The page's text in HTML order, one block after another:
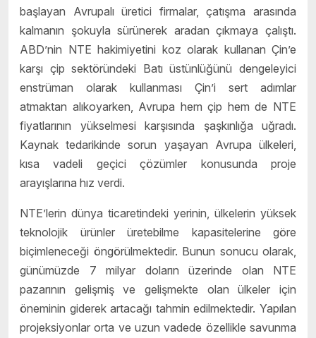
başlayan Avrupalı üretici firmalar, çatışma arasında
kalmanın şokuyla sürünerek aradan çıkmaya çalıştı.
ABD’nin NTE hakimiyetini koz olarak kullanan Çin’e
karşı çip sektöründeki Batı üstünlüğünü dengeleyici
enstrüman olarak kullanması Çin’i sert adımlar
atmaktan alıkoyarken, Avrupa hem çip hem de NTE
fiyatlarının yükselmesi karşısında şaşkınlığa uğradı.
Kaynak tedarikinde sorun yaşayan Avrupa ülkeleri,
kısa vadeli geçici çözümler konusunda proje
arayışlarına hız verdi.
NTE’lerin dünya ticaretindeki yerinin, ülkelerin yüksek
teknolojik ürünler üretebilme kapasitelerine göre
biçimleneceği öngörülmektedir. Bunun sonucu olarak,
günümüzde 7 milyar doların üzerinde olan NTE
pazarının gelişmiş ve gelişmekte olan ülkeler için
öneminin giderek artacağı tahmin edilmektedir. Yapılan
projeksiyonlar orta ve uzun vadede özellikle savunma